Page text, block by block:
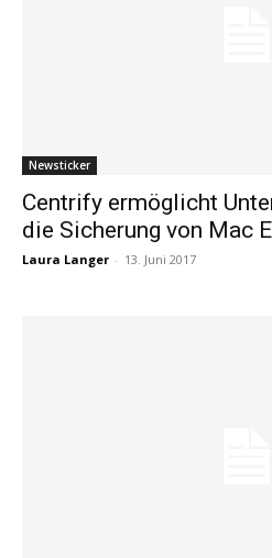
Newsticker
Centrify ermöglicht
die Sicherung von Mac
Laura Langer - 13. Juni 2017